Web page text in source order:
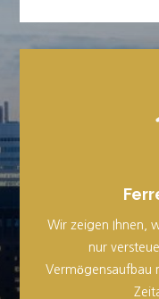
Wir zeigen Ihnen,
nur
Vermögensaufbau